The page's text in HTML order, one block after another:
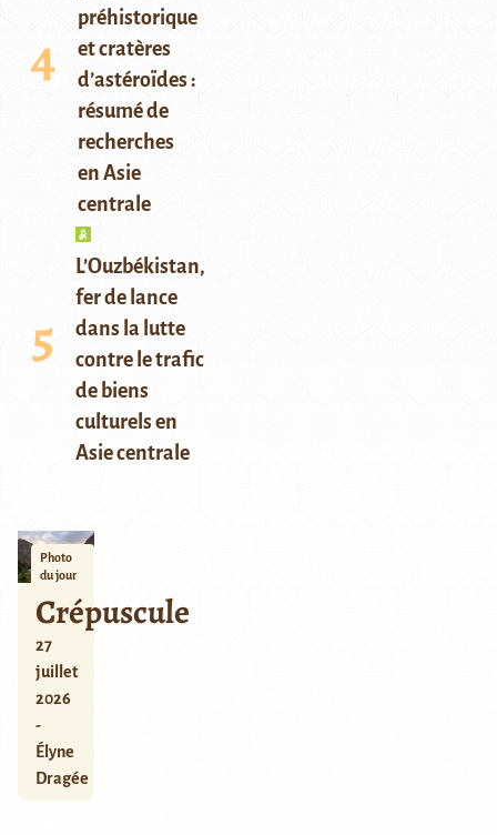
préhistorique
et cratères
d’astéroïdes :
résumé de
recherches
en Asie
centrale
L’Ouzbékistan,
fer de lance
dans la lutte
contre le trafic
de biens
culturels en
Asie centrale
Photo
du jour
Crépuscule
27
juillet
2026
-
Élyne
Dragée